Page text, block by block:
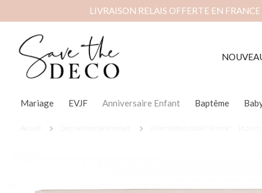
LIVRAISON RELAIS OFFERTE EN
Mariage EVJF Anniversaire Enfant Baptême
Accueil Deco anniversaire enfant 20 serviettes pastel "licorne" - 16.5 cm